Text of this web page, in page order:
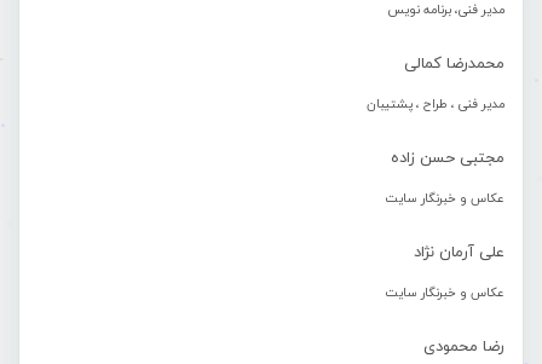
مدیر فنی، برنامه نویس
محمدرضا کمالی
مدیر فنی ، طراح ، پشتیبان
مجتبی حسن زاده
عکاس و خبرنگار سایت
علی آرمان نژاد
عکاس و خبرنگار سایت
رضا محمودی